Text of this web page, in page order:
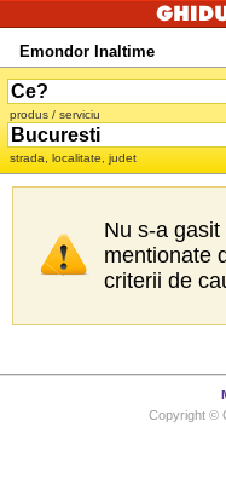
Emondor Inaltime
produs / serviciu
strada, localitate, judet
Nu s-a
mentionate
criterii de
Copyright ©